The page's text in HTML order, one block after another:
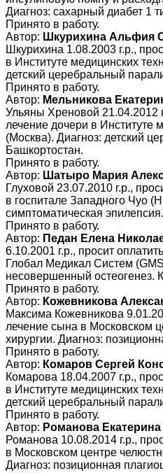
Диагноз: сахарный диабет 1
Принято в работу.
Автор: Шкурихина Альфия
Шкурихина 1.08.2003 г.р.,
в Институте медицинских
детский церебральный
Принято в работу.
Автор: Мельникова
Ульяны Хреновой 21.04.2012
лечение дочери в Институте
(Москва). Диагноз: детский
Башкортостан.
Принято в работу.
Автор: Шатыро Мария
Глуховой 23.07.2010 г.р.,
в госпитале Западного Чуо
симптоматическая
Принято в работу.
Автор: Педан Елена
6.10.2001 г.р., просит
Глобал Медикал Систем
несовершенный остеогенез.
Принято в работу.
Автор: Кожевникова
Максима Кожевникова
лечение сына в Московском
хирургии. Диагноз:
Принято в работу.
Автор: Комаров Сергей
Комарова 18.04.2007 г.р.,
в Институте медицинских
детский церебральный
Принято в работу.
Автор: Романова
Романова 10.08.2014 г.р.,
в Московском центре
Диагноз: позиционная